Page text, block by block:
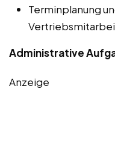
Terminplanung
Administrative
Anzeige